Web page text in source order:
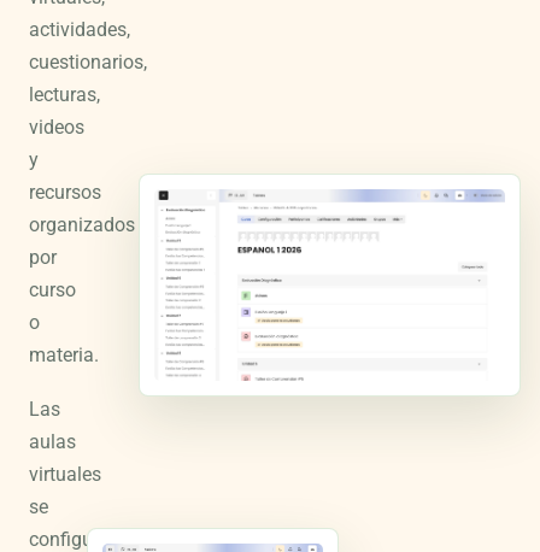
actividades,
cuestionarios,
lecturas,
videos
y
recursos
organizados
por
curso
o
materia.
Las
aulas
virtuales
se
configuran